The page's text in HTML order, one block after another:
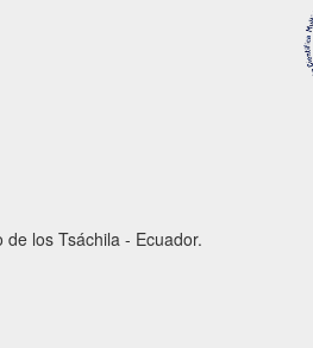
los Tsáchila - Ecuador.